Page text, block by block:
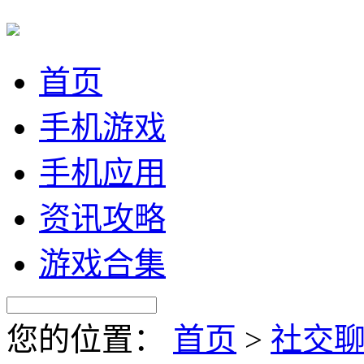
首页
手机游戏
手机应用
资讯攻略
游戏合集
您的位置： 首页 > 社交